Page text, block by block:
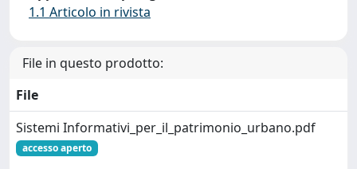
1.1 Articolo in rivista
File in questo prodotto:
File
Sistemi Informativi_per_il_patrimonio_urbano.pdf
accesso aperto